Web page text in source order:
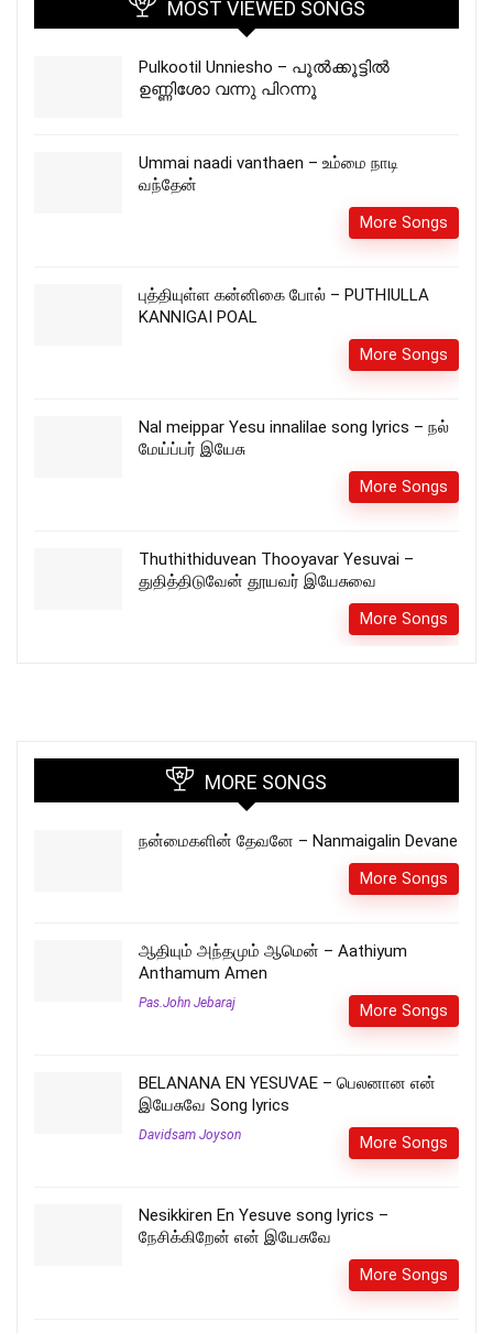
MOST VIEWED SONGS
Pulkootil Unniesho – പൂൽക്കൂട്ടിൽ
ഉണ്ണിശോ വന്നു പിറന്നൂ
Ummai naadi vanthaen – உம்மை நாடி
வந்தேன்
More Songs
புத்தியுள்ள கன்னிகை போல் – PUTHIULLA
KANNIGAI POAL
More Songs
Nal meippar Yesu innalilae song lyrics – நல்
மேய்ப்பர் இயேசு
More Songs
Thuthithiduvean Thooyavar Yesuvai –
துதித்திடுவேன் தூயவர் இயேசுவை
More Songs
MORE SONGS
நன்மைகளின் தேவனே – Nanmaigalin Devane
More Songs
ஆதியும் அந்தமும் ஆமென் – Aathiyum
Anthamum Amen
Pas.John Jebaraj More Songs
BELANANA EN YESUVAE – பெலனான என்
இயேசுவே Song lyrics
Davidsam Joyson More Songs
Nesikkiren En Yesuve song lyrics –
நேசிக்கிறேன் என் இயேசுவே
More Songs